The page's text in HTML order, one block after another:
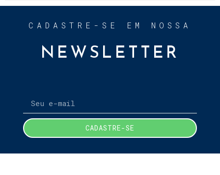
CADASTRE-SE EM NOSSA
NEWSLETTER
CADASTRE-SE